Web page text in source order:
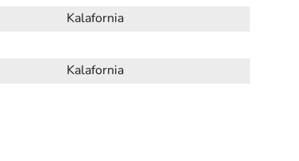
Kalafornia
Kalafornia